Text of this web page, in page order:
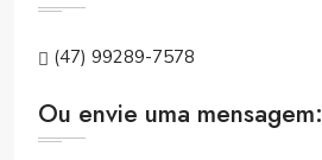
(47) 99289-7578
Ou envie uma mensagem: